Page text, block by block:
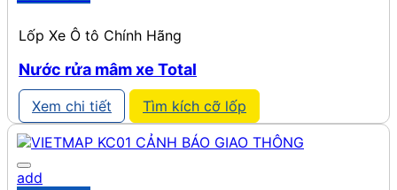
Lốp Xe Ô tô Chính Hãng
Nước rửa mâm xe Total
Xem chi tiết Tìm kích cỡ lốp
add